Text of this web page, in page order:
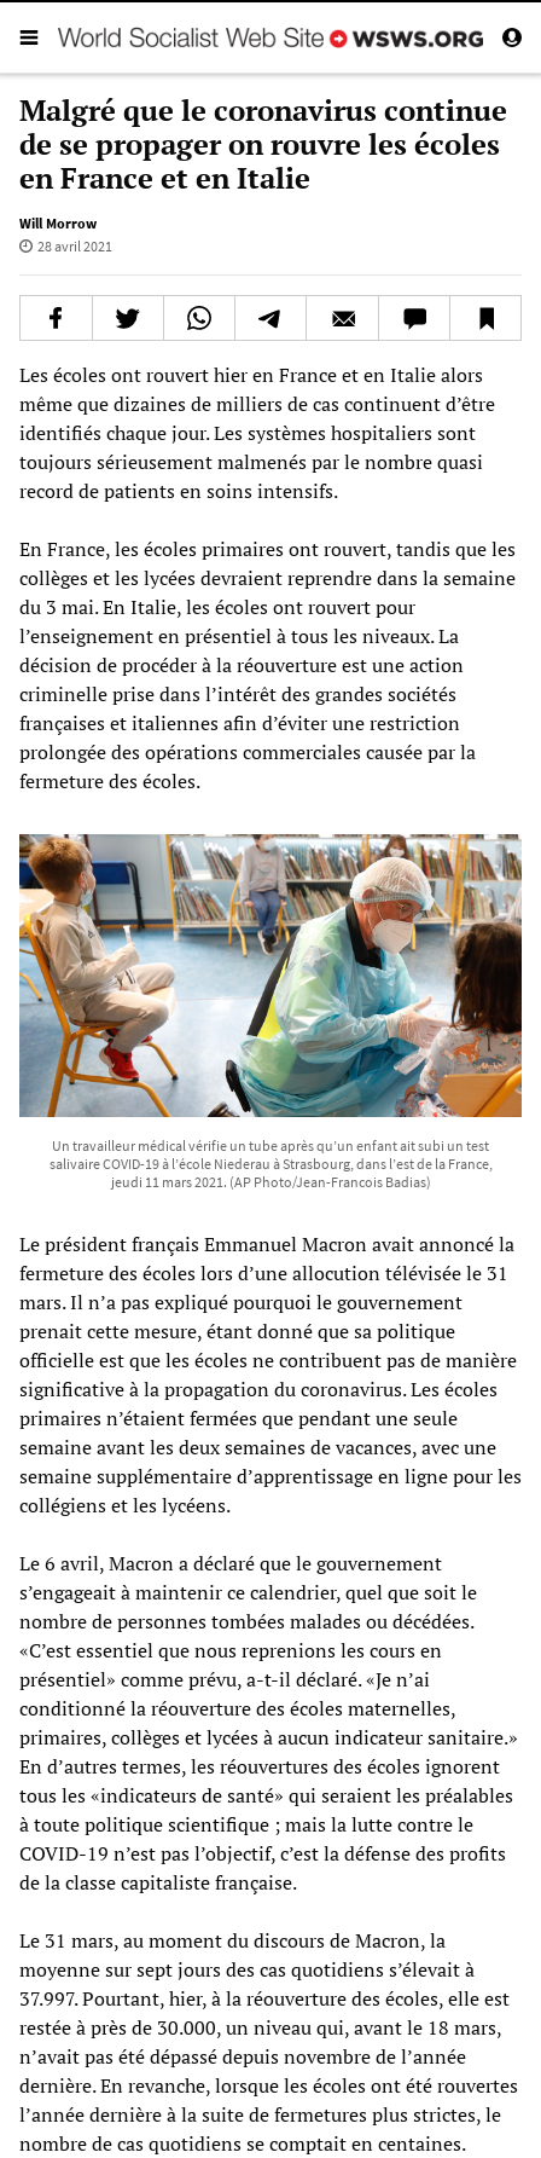
Malgré que le coronavirus continue
de se propager on rouvre les écoles
en France et en Italie
Will Morrow
28 avril 2021
Les écoles ont rouvert hier en France et en Italie alors
même que dizaines de milliers de cas continuent d’être
identifiés chaque jour. Les systèmes hospitaliers sont
toujours sérieusement malmenés par le nombre quasi
record de patients en soins intensifs.
En France, les écoles primaires ont rouvert, tandis que les
collèges et les lycées devraient reprendre dans la semaine
du 3 mai. En Italie, les écoles ont rouvert pour
l’enseignement en présentiel à tous les niveaux. La
décision de procéder à la réouverture est une action
criminelle prise dans l’intérêt des grandes sociétés
françaises et italiennes afin d’éviter une restriction
prolongée des opérations commerciales causée par la
fermeture des écoles.
Un travailleur médical vérifie un tube après qu’un enfant ait subi un test
salivaire COVID-19 à l’école Niederau à Strasbourg, dans l’est de la France,
jeudi 11 mars 2021. (AP Photo/Jean-Francois Badias)
Le président français Emmanuel Macron avait annoncé la
fermeture des écoles lors d’une allocution télévisée le 31
mars. Il n’a pas expliqué pourquoi le gouvernement
prenait cette mesure, étant donné que sa politique
officielle est que les écoles ne contribuent pas de manière
significative à la propagation du coronavirus. Les écoles
primaires n’étaient fermées que pendant une seule
semaine avant les deux semaines de vacances, avec une
semaine supplémentaire d’apprentissage en ligne pour les
collégiens et les lycéens.
Le 6 avril, Macron a déclaré que le gouvernement
s’engageait à maintenir ce calendrier, quel que soit le
nombre de personnes tombées malades ou décédées.
«C’est essentiel que nous reprenions les cours en
présentiel» comme prévu, a-t-il déclaré. «Je n’ai
conditionné la réouverture des écoles maternelles,
primaires, collèges et lycées à aucun indicateur sanitaire.»
En d’autres termes, les réouvertures des écoles ignorent
tous les «indicateurs de santé» qui seraient les préalables
à toute politique scientifique ; mais la lutte contre le
COVID-19 n’est pas l’objectif, c’est la défense des profits
de la classe capitaliste française.
Le 31 mars, au moment du discours de Macron, la
moyenne sur sept jours des cas quotidiens s’élevait à
37.997. Pourtant, hier, à la réouverture des écoles, elle est
restée à près de 30.000, un niveau qui, avant le 18 mars,
n’avait pas été dépassé depuis novembre de l’année
dernière. En revanche, lorsque les écoles ont été rouvertes
l’année dernière à la suite de fermetures plus strictes, le
nombre de cas quotidiens se comptait en centaines.